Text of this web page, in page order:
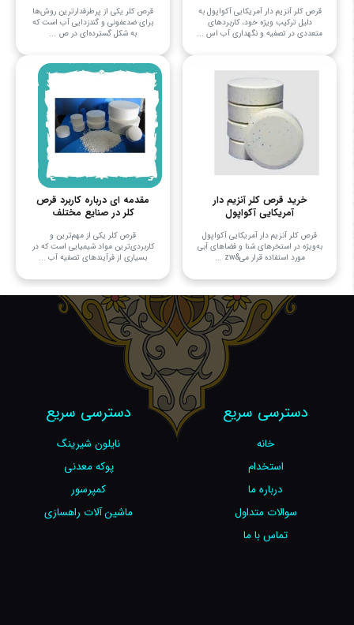
قرص کلر آنزیم دار آمریکایی آکواپول به
دلیل ترکیب ویژه خود، کاربردهای
متعددی در تصفیه و نگهداری آب اس ...
قرص کلر یکی از پرطرفدارترین روش‌ها
برای ضدعفونی و گندزدایی آب است که
به شکل گسترده‌ای در ص ...
خرید قرص کلر آنزیم دار
آمریکایی آکواپول
قرص کلر آنزیم دار آمریکایی آکواپول
به‌ویژه در استخرهای شنا و فضاهای آبی
مورد استفاده قرار می&zw ...
مقدمه ای درباره کاربرد قرص
کلر در صنایع مختلف
قرص کلر یکی از مهم‌ترین و
کاربردی‌ترین مواد شیمیایی است که در
بسیاری از فرآیندهای تصفیه آب ...
دسترسی سریع
خانه
استخدام
درباره ما
سوالات متداول
تماس با ما
دسترسی سریع
نایلون شیرینگ
پوکه معدنی
کمپرسور
ماشین آلات راهسازی